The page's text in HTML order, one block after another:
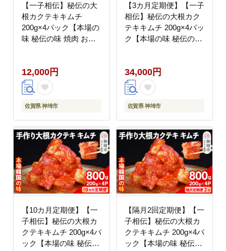
【一子相伝】秘伝の大
根カクテキキムチ
200g×4パック【本場の
味 秘伝の味 焼肉 おつ
12,000円
佐賀県 神埼市
【3カ月定期便】【一子
相伝】秘伝の大根カク
テキキムチ 200g×4パッ
ク【本場の味 秘伝の味
34,000円
佐賀県 神埼市
【10カ月定期便】【一
子相伝】秘伝の大根カ
クテキキムチ 200g×4パ
ック【本場の味 秘伝の
【隔月2回定期便】【一
子相伝】秘伝の大根カ
クテキキムチ 200g×4パ
ック【本場の味 秘伝の